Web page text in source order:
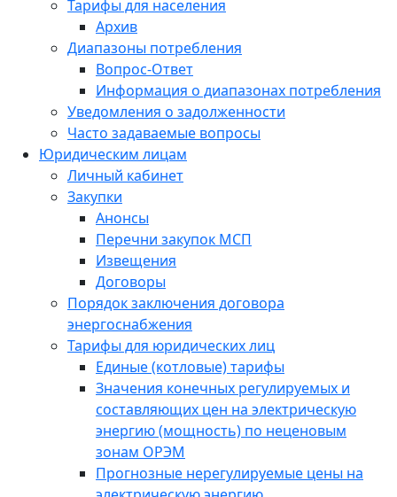
Тарифы для населения
Архив
Диапазоны потребления
Вопрос-Ответ
Информация о диапазонах потребления
Уведомления о задолженности
Часто задаваемые вопросы
Юридическим лицам
Личный кабинет
Закупки
Анонсы
Перечни закупок МСП
Извещения
Договоры
Порядок заключения договора
энергоснабжения
Тарифы для юридических лиц
Единые (котловые) тарифы
Значения конечных регулируемых и
составляющих цен на электрическую
энергию (мощность) по неценовым
зонам ОРЭМ
Прогнозные нерегулируемые цены на